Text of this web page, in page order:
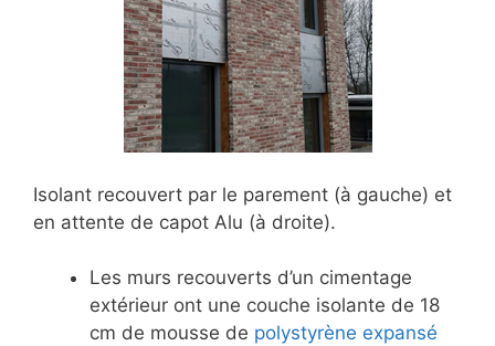
Isolant recouvert par le parement (à gauche) et
en attente de capot Alu (à droite).
Les murs recouverts d’un cimentage
extérieur ont une couche isolante de 18
cm de mousse de polystyrène expansé